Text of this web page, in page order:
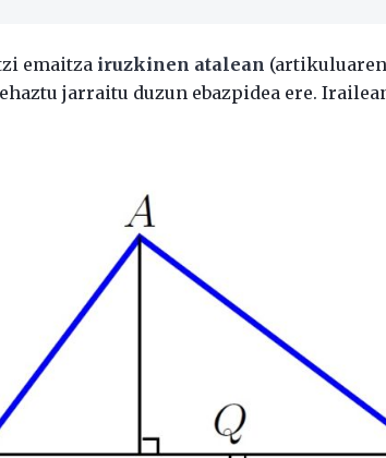
emaitza iruzkinen atalean (artikuluaren
jarraitu duzun ebazpidea ere.